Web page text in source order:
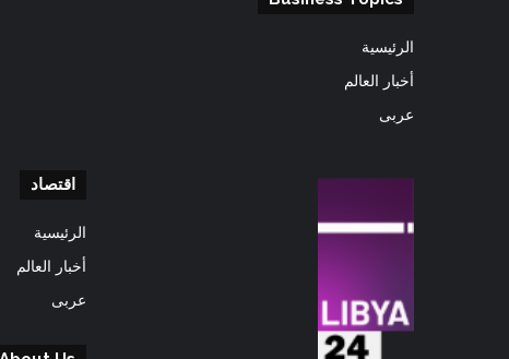
الرئيسية
أخبار العالم
عربى
اقتصاد
الرئيسية
أخبار العالم
عربى